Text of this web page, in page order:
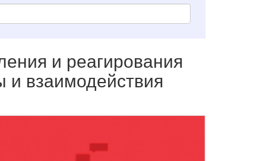
и реагирования
взаимодействия